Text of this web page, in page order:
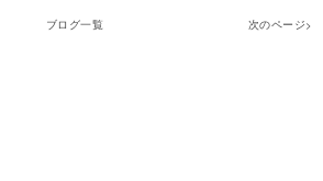
ブログ一覧 次のページ>